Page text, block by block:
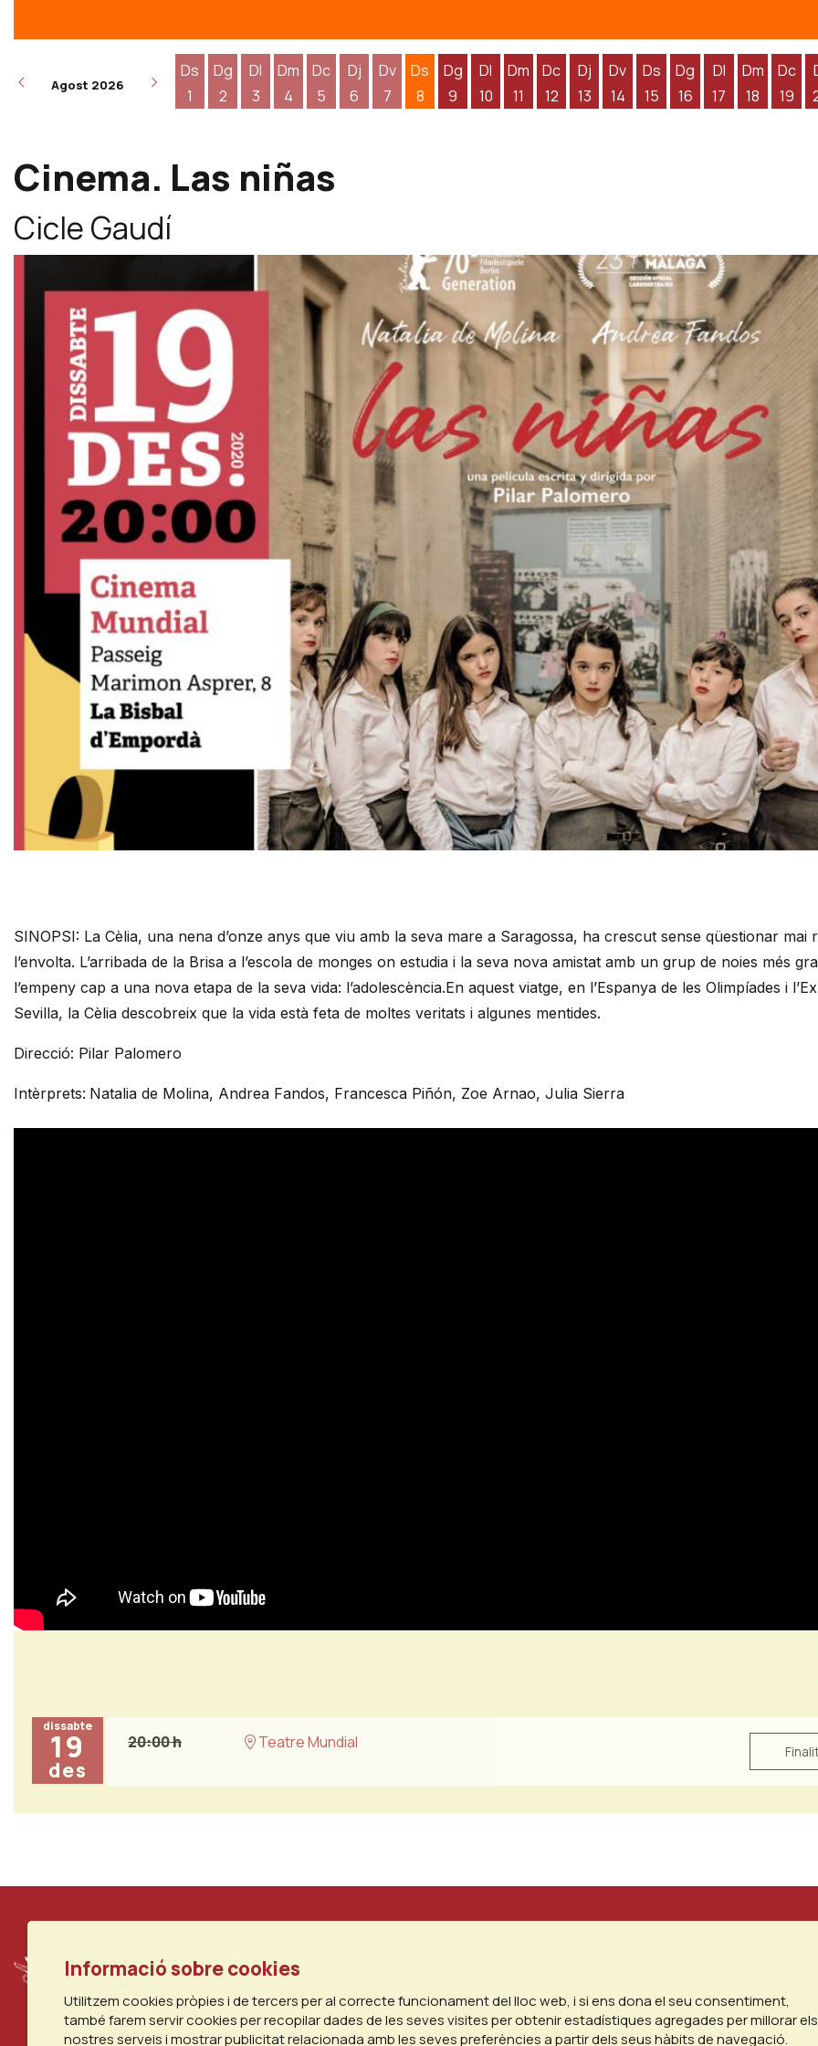
Agost 2026
Ds
1
Dg
2
Dl
3
Dm
4
Dc
5
Dj
6
Dv
7
Ds
8
Dg
9
Dl
10
Dm
11
Dc
12
Dj
13
Dv
14
Ds
15
Dg
16
Dl
17
Dm
18
Dc
19
Cinema. Las niñas
Cicle Gaudí
SINOPSI: La Cèlia, una nena d’onze anys que viu amb la seva mare a Saragossa, ha crescut sense qüestionar mai
l’envolta. L’arribada de la Brisa a l’escola de monges on estudia i la seva nova amistat amb un grup de noies més
l’empeny cap a una nova etapa de la seva vida: l’adolescència.En aquest viatge, en l’Espanya de les Olimpíades i
Sevilla, la Cèlia descobreix que la vida està feta de moltes veritats i algunes mentides.
Direcció: Pilar Palomero
Intèrprets: Natalia de Molina, Andrea Fandos, Francesca Piñón, Zoe Arnao, Julia Sierra
dissabte
19
des
20:00 h Teatre Mundial
Informació sobre cookies
Utilitzem cookies pròpies i de tercers per al correcte funcionament del lloc web, i si ens dona el seu consentiment,
també farem servir cookies per recopilar dades de les seves visites per obtenir estadístiques agregades per millorar els
nostres serveis i mostrar publicitat relacionada amb les seves preferències a partir dels seus hàbits de navegació.